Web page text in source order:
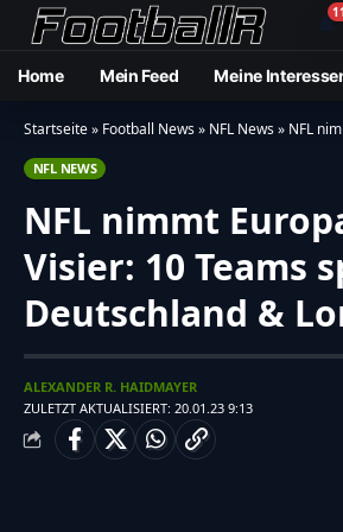
🔔
Home Mein Feed Meine
Startseite» Football News» NFL News» NFL nimmt
NFL NEWS
NFL nimmt
Visier: 10 Teams
Deutschland &
ZULETZT AKTUALISIERT: 20.01.23 9:13
ALEXANDER R. HAIDMAYER